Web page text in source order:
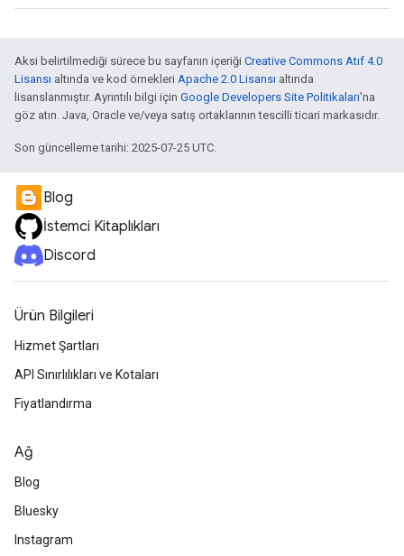
Aksi belirtilmediği sürece bu sayfanın içeriği Creative Commons Atıf 4.0
Lisansı altında ve kod örnekleri Apache 2.0 Lisansı altında
lisanslanmıştır. Ayrıntılı bilgi için Google Developers Site Politikaları'na
göz atın. Java, Oracle ve/veya satış ortaklarının tescilli ticari markasıdır.
Son güncelleme tarihi: 2025-07-25 UTC.
Blog
İstemci Kitaplıkları
Discord
Ürün Bilgileri
Hizmet Şartları
API Sınırlılıkları ve Kotaları
Fiyatlandırma
Ağ
Blog
Bluesky
Instagram